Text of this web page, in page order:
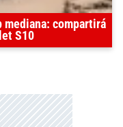
mediana: compartirá
S10